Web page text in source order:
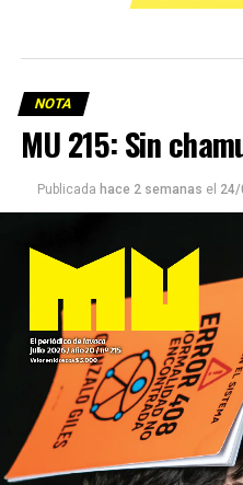
NOTA
MU 215: Sin
Publicada hace 2 semanas el